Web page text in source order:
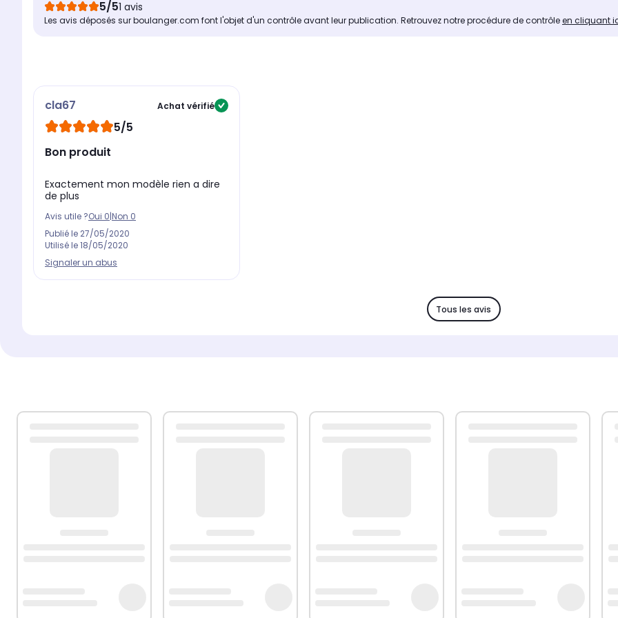
5/51 avis
Les avis déposés sur boulanger.com font l'objet d'un contrôle avant leur publication. Retrouvez notre procédure de contrôleen cliquant
cla67 Achat vérifié
5/5
Bon produit
Exactement mon modèle rien a dire
de plus
Avis utile ?Oui 0|Non 0
Publié le 27/05/2020
Utilisé le18/05/2020
Signaler un abus
Tous les avis